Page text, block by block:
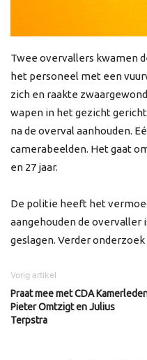
Twee overvallers kwamen
het personeel met een
zich en raakte
wapen in het gezicht
na de overval aanhouden.
camerabeelden. Het gaat
en 27 jaar.
De politie heeft het
aangehouden de overvaller
geslagen. Verder
Vorig artikel
Praat mee met CDA
Pieter Omtzigt en Julius
Terpstra